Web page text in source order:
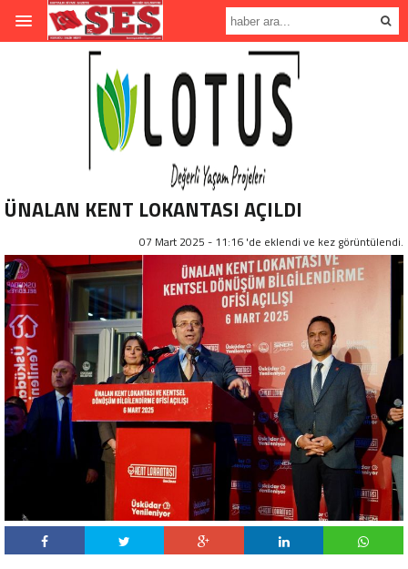
ÜNALAN KENT LOKANTASI AÇILDI
07 Mart 2025 - 11:16 'de eklendi ve kez görüntülendi.